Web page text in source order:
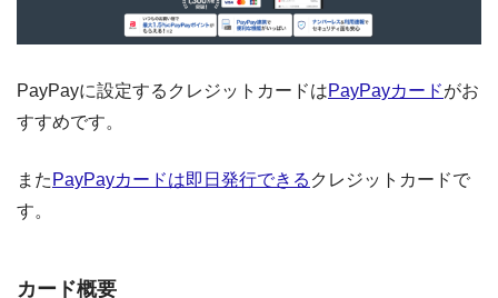
PayPayに設定するクレジットカードはPayPayカードがお
すすめです。
また PayPayカードは即日発行できる クレジットカードで
す。
カード概要